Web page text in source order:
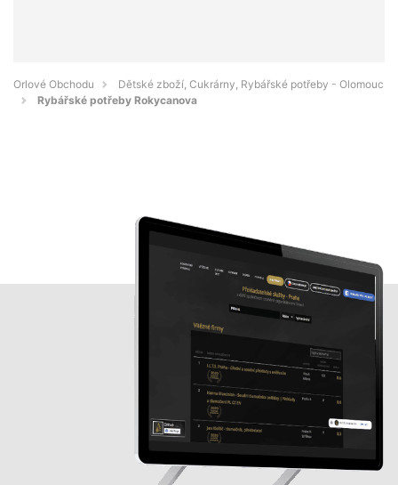
Orlové Obchodu
Dětské zboží, Cukrárny, Rybářské potřeby - Olomouc
Rybářské potřeby Rokycanova